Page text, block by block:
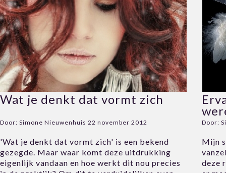
Wat je denkt dat vormt zich
Door: Simone Nieuwenhuis 22 november 2012
'Wat je denkt dat vormt zich' is een bekend
gezegde. Maar waar komt deze uitdrukking
eigenlijk vandaan en hoe werkt dit nou precies
Door:
Mijn
deze